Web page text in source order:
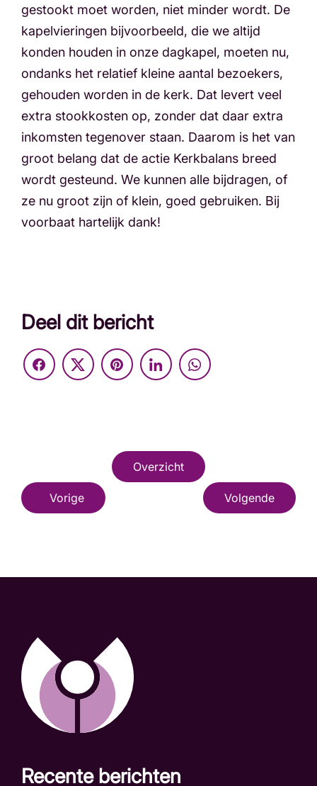
gestookt moet worden, niet minder wordt. De
kapelvieringen bijvoorbeeld, die we altijd
konden houden in onze dagkapel, moeten nu,
ondanks het relatief kleine aantal bezoekers,
gehouden worden in de kerk. Dat levert veel
extra stookkosten op, zonder dat daar extra
inkomsten tegenover staan. Daarom is het van
groot belang dat de actie Kerkbalans breed
wordt gesteund. We kunnen alle bijdragen, of
ze nu groot zijn of klein, goed gebruiken. Bij
voorbaat hartelijk dank!
Deel dit bericht
Overzicht
Vorige Volgende
Recente berichten